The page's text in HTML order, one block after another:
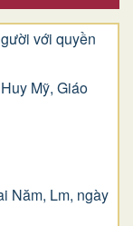
với quyền
Mỹ, Giáo
Năm, Lm, ngày